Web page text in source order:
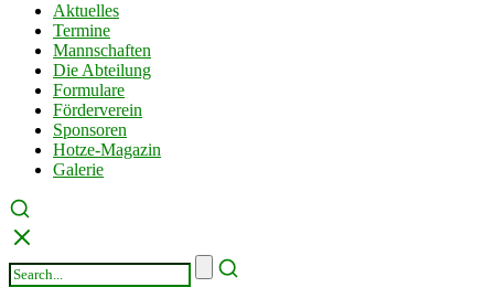
Aktuelles
Termine
Mannschaften
Die Abteilung
Formulare
Förderverein
Sponsoren
Hotze-Magazin
Galerie